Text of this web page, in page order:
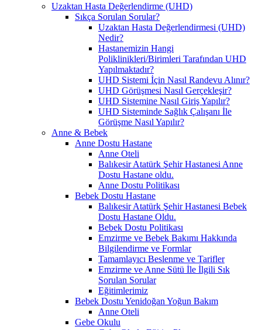
Uzaktan Hasta Değerlendirme (UHD)
Sıkça Sorulan Sorular?
Uzaktan Hasta Değerlendirmesi (UHD)
Nedir?
Hastanemizin Hangi
Poliklinikleri/Birimleri Tarafından UHD
Yapılmaktadır?
UHD Sistemi İçin Nasıl Randevu Alınır?
UHD Görüşmesi Nasıl Gerçekleşir?
UHD Sistemine Nasıl Giriş Yapılır?
UHD Sisteminde Sağlık Çalışanı İle
Görüşme Nasıl Yapılır?
Anne & Bebek
Anne Dostu Hastane
Anne Oteli
Balıkesir Atatürk Şehir Hastanesi Anne
Dostu Hastane oldu.
Anne Dostu Politikası
Bebek Dostu Hastane
Balıkesir Atatürk Şehir Hastanesi Bebek
Dostu Hastane Oldu.
Bebek Dostu Politikası
Emzirme ve Bebek Bakımı Hakkında
Bilgilendirme ve Formlar
Tamamlayıcı Beslenme ve Tarifler
Emzirme ve Anne Sütü İle İlgili Sık
Sorulan Sorular
Eğitimlerimiz
Bebek Dostu Yenidoğan Yoğun Bakım
Anne Oteli
Gebe Okulu